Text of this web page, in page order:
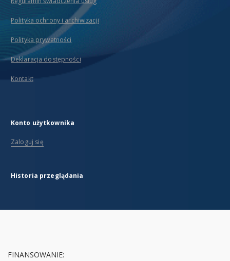
Polityka ochrony i archiwizacji
Polityka prywatności
Deklaracja dostępności
Kontakt
Konto użytkownika
Zaloguj się
Historia przeglądania
FINANSOWANIE: